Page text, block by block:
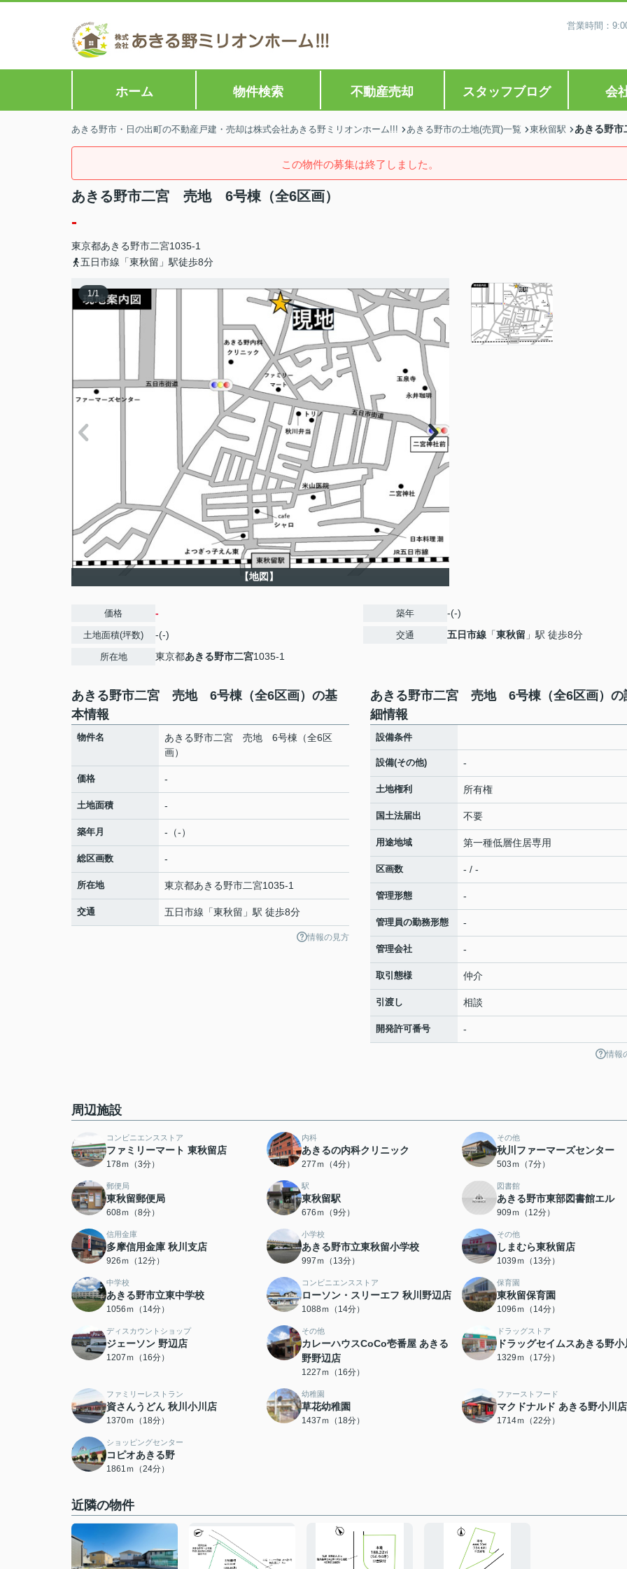
営業時間：
ホーム 物件検索 不動産売却 スタッフブログ 会
あきる野市・日の出町の不動産戸建・売却は株式会社あきる野ミリオンホーム!!! あきる野市の土地(売買)一覧 東秋留駅 あきる野
この物件の募集は終了しました。
あきる野市二宮 売地 6号棟（全6区画）
-
東京都あきる野市二宮1035-1
五日市線「東秋留」駅徒歩8分
1/1
【地図】
価格 -
土地面積(坪数) -(-)
所在地 東京都あきる野市二宮1035-1
築年 -(-)
交通 五日市線 「東秋留 」駅 徒歩8分
あきる野市二宮 売地 6号棟（全6区画）の基
本情報
物件名
あきる野市二宮 売地 6号棟（全6区
画）
価格 -
土地面積 -
築年月 -（-）
総区画数 -
所在地 東京都あきる野市二宮1035-1
交通 五日市線 「東秋留 」駅 徒歩8分
情報の見方
あきる野市二宮 売地 6号棟（全6区画）の
細情報
設備条件
設備(その他) -
土地権利 所有権
国土法届出 不要
用途地域 第一種低層住居専用
区画数 - / -
管理形態 -
管理員の勤務形態 -
管理会社 -
取引態様 仲介
引渡し 相談
開発許可番号 -
情報
周辺施設
コンビニエンスストア
ファミリーマート 東秋留店
178ｍ（3分）
内科
あきるの内科クリニック
277ｍ（4分）
その他
秋川ファーマーズセンター
503ｍ（7分）
郵便局
東秋留郵便局
608ｍ（8分）
駅
東秋留駅
676ｍ（9分）
図書館
あきる野市東部図書館エル
909ｍ（12分）
信用金庫
多摩信用金庫 秋川支店
926ｍ（12分）
小学校
あきる野市立東秋留小学校
997ｍ（13分）
その他
しまむら東秋留店
1039ｍ（13分）
中学校
あきる野市立東中学校
1056ｍ（14分）
コンビニエンスストア
ローソン・スリーエフ 秋川野辺店
1088ｍ（14分）
保育園
東秋留保育園
1096ｍ（14分）
ディスカウントショップ
ジェーソン 野辺店
1207ｍ（16分）
その他
カレーハウスCoCo壱番屋 あきる
野野辺店
1227ｍ（16分）
ドラッグストア
ドラッグセイムスあきる野小
1329ｍ（17分）
ファミリーレストラン
資さんうどん 秋川小川店
1370ｍ（18分）
幼稚園
草花幼稚園
1437ｍ（18分）
ファーストフード
マクドナルド あきる野小川店
1714ｍ（22分）
ショッピングセンター
コピオあきる野
1861ｍ（24分）
近隣の物件